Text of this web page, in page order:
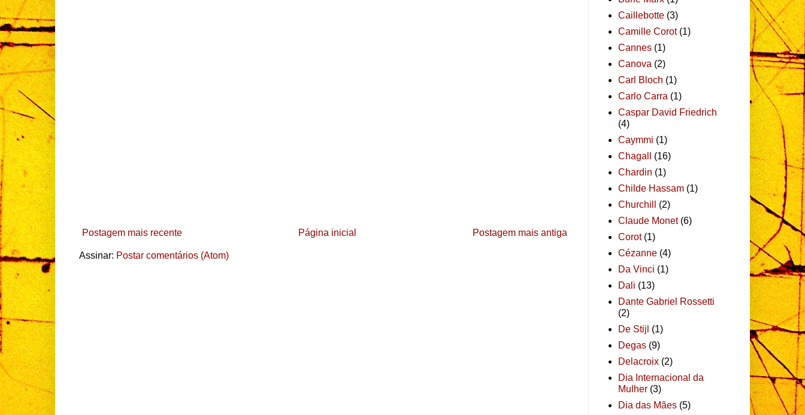
Postagem mais recente Postagem mais antiga
Página inicial
Assinar: Postar comentários (Atom)
Caillebotte (3)
Camille Corot (1)
Cannes (1)
Canova (2)
Carl Bloch (1)
Carlo Carra (1)
Caspar David Friedrich
(4)
Caymmi (1)
Chagall
(16)
Chardin (1)
Childe Hassam (1)
Churchill
(2)
Claude Monet (6)
Corot (1)
Cézanne (4)
Da Vinci (1)
Dali (13)
Dante Gabriel Rossetti
(2)
De Stijl (1)
Degas (9)
Delacroix (2)
Dia Internacional da
Mulher (3)
Dia das Mães (5)